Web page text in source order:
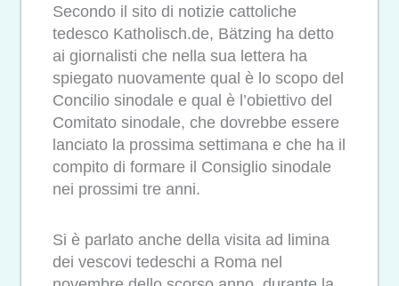
Secondo il sito di notizie cattoliche
tedesco Katholisch.de, Bätzing ha detto
ai giornalisti che nella sua lettera ha
spiegato nuovamente qual è lo scopo del
Concilio sinodale e qual è l’obiettivo del
Comitato sinodale, che dovrebbe essere
lanciato la prossima settimana e che ha il
compito di formare il Consiglio sinodale
nei prossimi tre anni.
Si è parlato anche della visita ad limina
dei vescovi tedeschi a Roma nel